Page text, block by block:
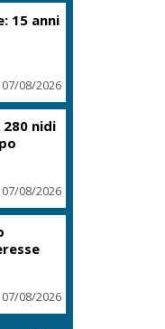
15 anni
08/2026
nidi
08/2026
08/2026